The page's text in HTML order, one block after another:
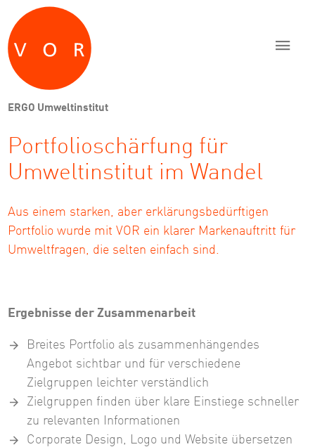
Zum Inhalt springen
Zur Navigation springen
Zum Fußbereich und Kontakt springen
ERGO Umweltinstitut
Portfolioschärfung für
Umweltinstitut im Wandel
Aus einem starken, aber erklärungsbedürftigen
Portfolio wurde mit VOR ein klarer Markenauftritt für
Umweltfragen, die selten einfach sind.
Ergebnisse der Zusammenarbeit
Breites Portfolio als zusammenhängendes
Angebot sichtbar und für verschiedene
Zielgruppen leichter verständlich
Zielgruppen finden über klare Einstiege schneller
zu relevanten Informationen
Corporate Design, Logo und Website übersetzen